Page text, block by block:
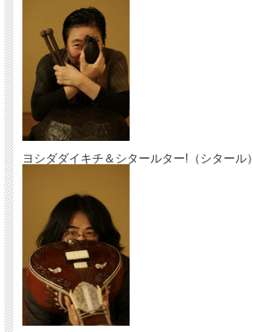
ヨシダダイキチ＆シタールター!（シタール）